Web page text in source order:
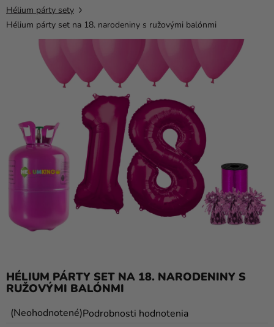
Kanekalon
Hélium
balóny
Párty
Výzdoba
a
doplnky
Karnevalové
kostýmy a
masky
Pečenie
Hélium párty sety
Hélium párty set na 18. narodeniny s ružovými balónmi
HÉLIUM PÁRTY SET NA 18. NARODENINY S
RUŽOVÝMI BALÓNMI
Priemerné
NeohodnotenéPodrobnosti hodnotenia